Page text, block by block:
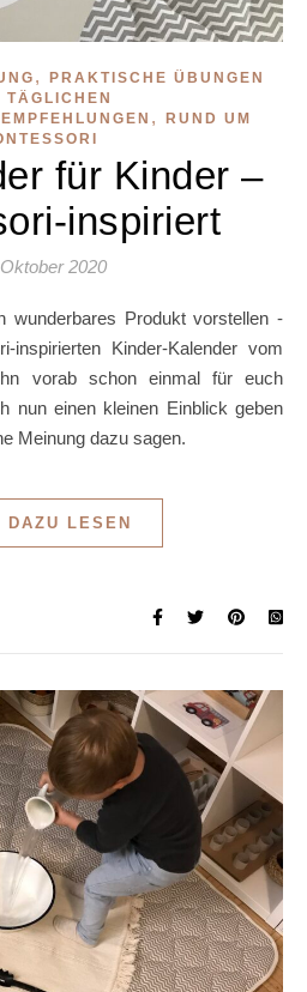
,
PRAKTISCHE ÜBUNGEN
TÄGLICHEN
,
RUND UM
für Kinder –
inspiriert
2020
inspirierten Kinder-Kalender vom
vorab schon einmal für euch
nun einen kleinen Einblick geben
Meinung dazu sagen.
DAZU LESEN